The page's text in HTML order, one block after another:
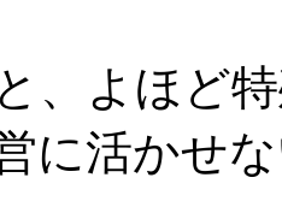
、よほど
に活かせ